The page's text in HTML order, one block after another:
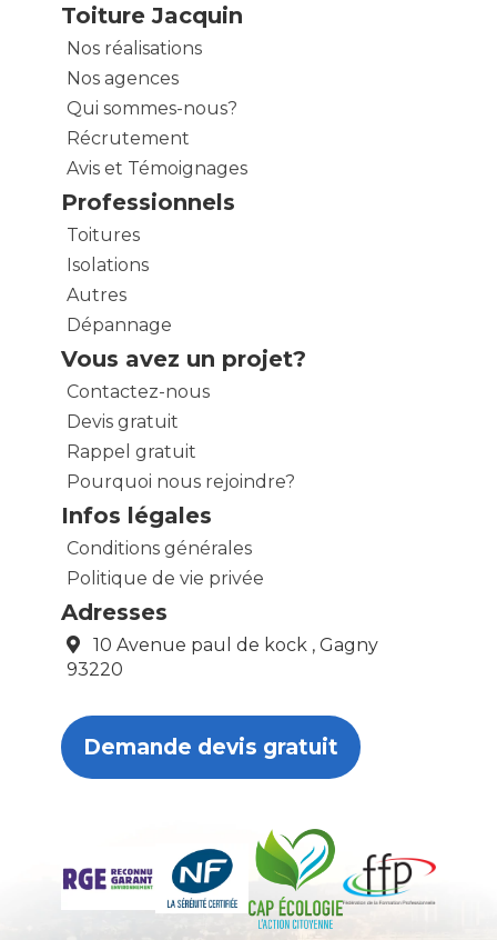
Toiture Jacquin
Nos réalisations
Nos agences
Qui sommes-nous?
Récrutement
Avis et Témoignages
Professionnels
Toitures
Isolations
Autres
Dépannage
Vous avez un projet?
Contactez-nous
Devis gratuit
Rappel gratuit
Pourquoi nous rejoindre?
Infos légales
Conditions générales
Politique de vie privée
Adresses
10 Avenue paul de kock , Gagny
93220
Demande devis gratuit